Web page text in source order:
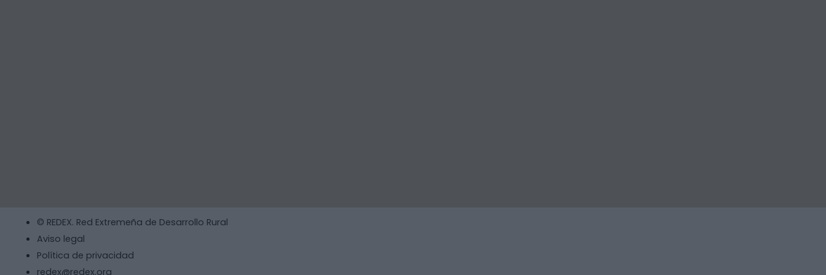
© REDEX. Red Extremeña de Desarrollo Rural
Aviso legal
Política de privacidad
redex@redex.org